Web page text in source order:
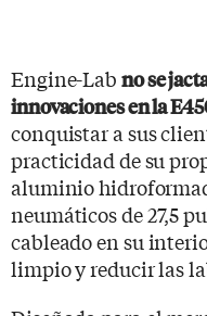
Engine-Lab no se
innovaciones en la
conquistar a sus
practicidad de su
aluminio
neumáticos de 27,5
cableado en su
limpio y reducir las